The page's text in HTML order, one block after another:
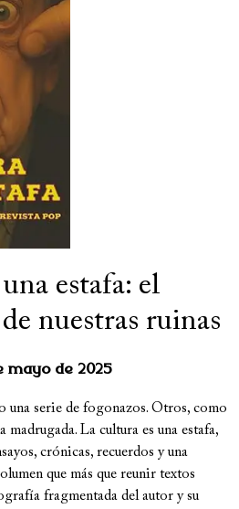
estafa: el
nuestras ruinas
mayo de 2025
una serie de fogonazos. Otros, como
madrugada. La cultura es una estafa,
crónicas, recuerdos y una
que más que reunir textos
fragmentada del autor y su